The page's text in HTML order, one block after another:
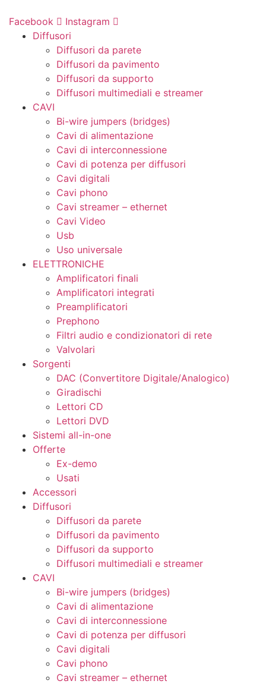
contenuto
Facebook
Instagram
Diffusori
Diffusori da parete
Diffusori da pavimento
Diffusori da supporto
Diffusori multimediali e streamer
CAVI
Bi-wire jumpers (bridges)
Cavi di alimentazione
Cavi di interconnessione
Cavi di potenza per diffusori
Cavi digitali
Cavi phono
Cavi streamer – ethernet
Cavi Video
Usb
Uso universale
ELETTRONICHE
Amplificatori finali
Amplificatori integrati
Preamplificatori
Prephono
Filtri audio e condizionatori di rete
Valvolari
Sorgenti
DAC (Convertitore Digitale/Analogico)
Giradischi
Lettori CD
Lettori DVD
Sistemi all-in-one
Offerte
Ex-demo
Usati
Accessori
Diffusori
Diffusori da parete
Diffusori da pavimento
Diffusori da supporto
Diffusori multimediali e streamer
CAVI
Bi-wire jumpers (bridges)
Cavi di alimentazione
Cavi di interconnessione
Cavi di potenza per diffusori
Cavi digitali
Cavi phono
Cavi streamer – ethernet